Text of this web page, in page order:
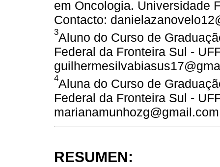
em Oncologia. Universidade
Contacto:
3Aluno do Curso de
Federal da Fronteira Sul -
4Aluna do Curso de
Federal da Fronteira Sul -
marianamunhozg@gmail.com
RESUMEN: